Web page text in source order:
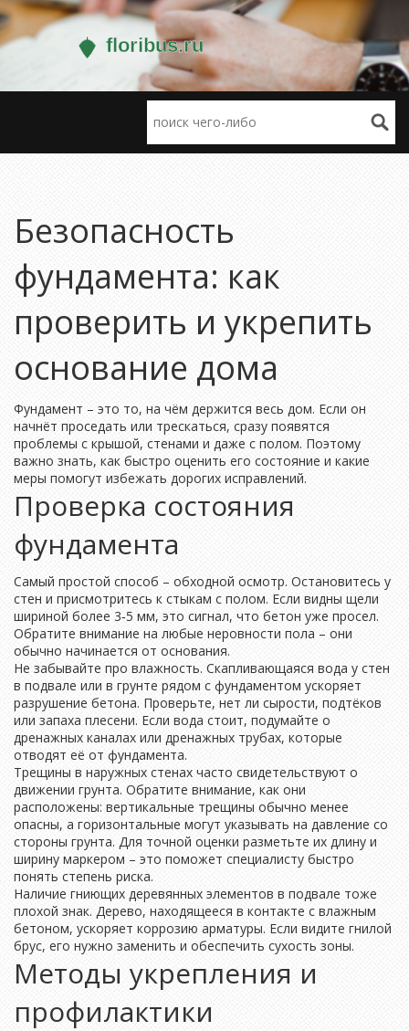
Безопасность
фундамента: как
проверить и укрепить
основание дома
Фундамент – это то, на чём держится весь дом. Если он
начнёт проседать или трескаться, сразу появятся
проблемы с крышой, стенами и даже с полом. Поэтому
важно знать, как быстро оценить его состояние и какие
меры помогут избежать дорогих исправлений.
Проверка состояния
фундамента
Самый простой способ – обходной осмотр. Остановитесь у
стен и присмотритесь к стыкам с полом. Если видны щели
шириной более 3‑5 мм, это сигнал, что бетон уже просел.
Обратите внимание на любые неровности пола – они
обычно начинается от основания.
Не забывайте про влажность. Скапливающаяся вода у стен
в подвале или в грунте рядом с фундаментом ускоряет
разрушение бетона. Проверьте, нет ли сырости, подтёков
или запаха плесени. Если вода стоит, подумайте о
дренажных каналах или дренажных трубах, которые
отводят её от фундамента.
Трещины в наружных стенах часто свидетельствуют о
движении грунта. Обратите внимание, как они
расположены: вертикальные трещины обычно менее
опасны, а горизонтальные могут указывать на давление со
стороны грунта. Для точной оценки разметьте их длину и
ширину маркером – это поможет специалисту быстро
понять степень риска.
Наличие гниющих деревянных элементов в подвале тоже
плохой знак. Дерево, находящееся в контакте с влажным
бетоном, ускоряет коррозию арматуры. Если видите гнилой
брус, его нужно заменить и обеспечить сухость зоны.
Методы укрепления и
профилактики